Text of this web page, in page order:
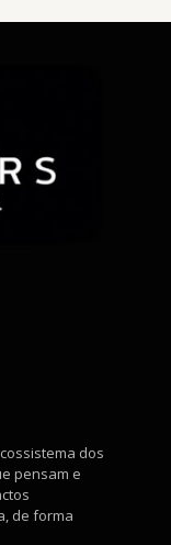
dos
pensam e
de forma